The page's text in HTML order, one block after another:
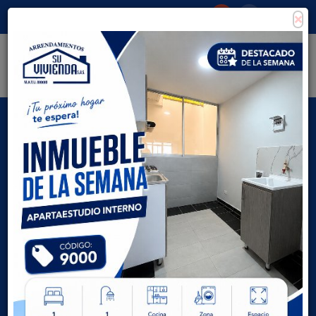
Tipo de inmueble
Todas las ciudades
AVANZADA
×